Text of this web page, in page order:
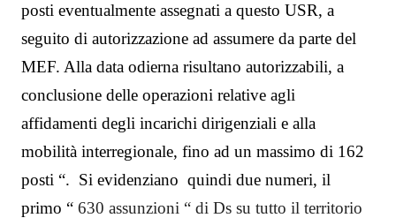
posti eventualmente assegnati a questo USR, a
seguito di autorizzazione ad assumere da parte del
MEF. Alla data odierna risultano autorizzabili, a
conclusione delle operazioni relative agli
affidamenti degli incarichi dirigenziali e alla
mobilità interregionale, fino ad un massimo di 162
posti “. Si evidenziano quindi due numeri, il
primo “ 630 assunzioni “ di Ds su tutto il territorio